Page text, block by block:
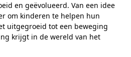
en geëvolueerd. Van een idee
om kinderen te helpen hun
uitgegroeid tot een beweging
krijgt in de wereld van het